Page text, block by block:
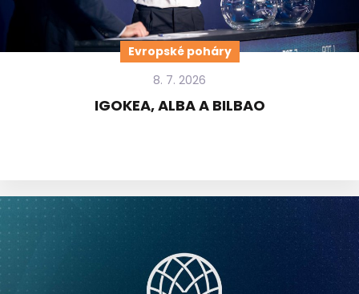
Evropské poháry
8. 7. 2026
IGOKEA, ALBA A BILBAO